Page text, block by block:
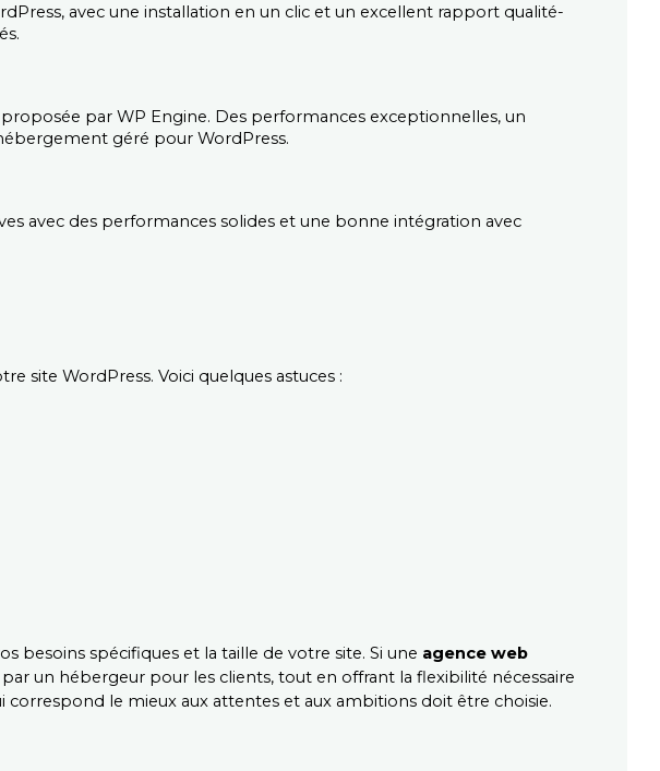
avec une installation en un clic et un excellent rapport qualité-
par WP Engine. Des performances exceptionnelles, un
géré pour WordPress.
site WordPress. Voici quelques astuces :
besoins spécifiques et la taille de votre site. Si une agence web
un hébergeur pour les clients, tout en offrant la flexibilité nécessaire
le mieux aux attentes et aux ambitions doit être choisie.